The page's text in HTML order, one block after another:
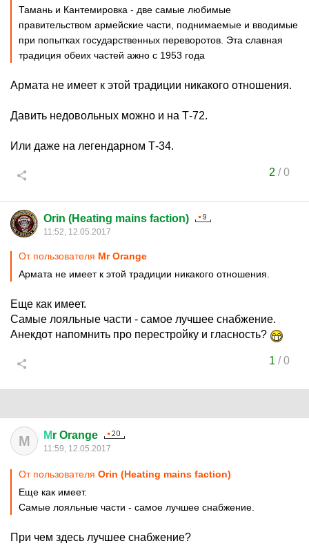
Тамань и Кантемировка - две самые любимые
правительством армейские части, поднимаемые и вводимые
при попытках государственных переворотов. Эта славная
традиция обеих частей ажно с 1953 года
Армата не имеет к этой традиции никакого отношения.
Давить недовольных можно и на Т-72.
Или даже на легендарном Т-34.
2 /0
Orin (Heating mains faction)
11:52, 12.05.2017
От пользователя Мr Orange
Армата не имеет к этой традиции никакого отношения.
Еще как имеет.
Самые лояльные части - самое лучшее снабжение.
Анекдот напомнить про перестройку и гласность?
1 /0
М Мr Orange
11:59, 12.05.2017
От пользователя Orin (Heating mains faction)
Еще как имеет.
Самые лояльные части - самое лучшее снабжение.
При чем здесь лучшее снабжение?